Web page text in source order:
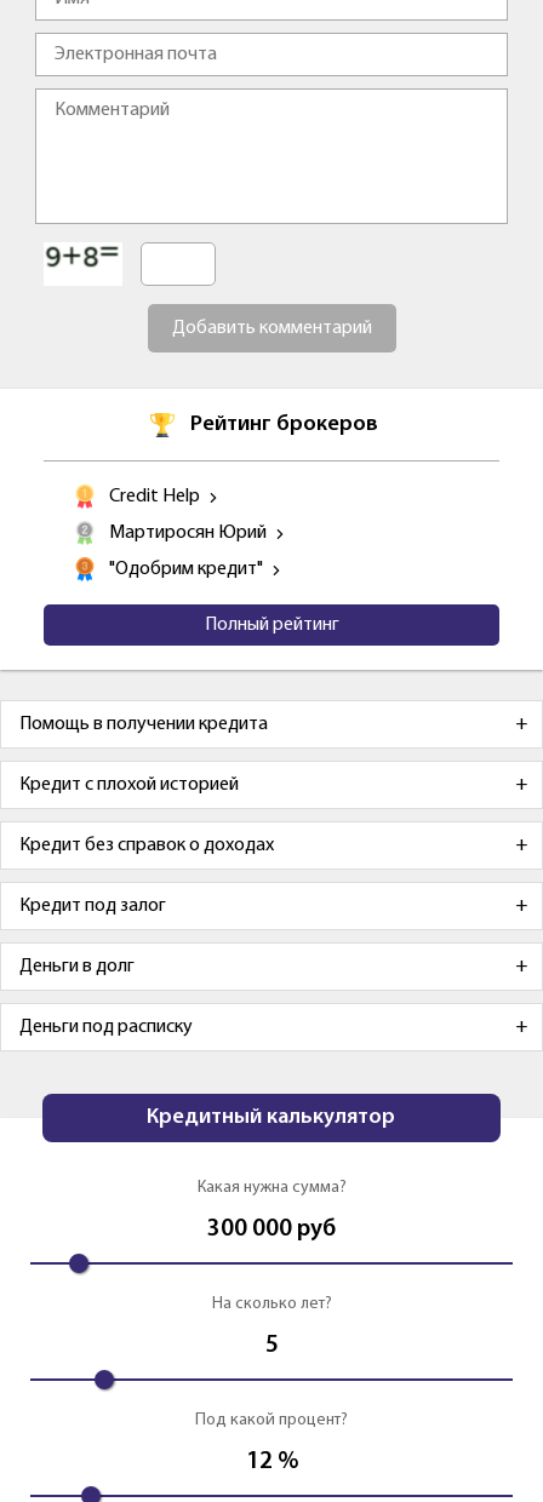
Добавить комментарий
Рейтинг брокеров
Credit Help
Мартиросян Юрий
"Одобрим кредит"
Полный рейтинг
Помощь в получении кредита
Кредит с плохой историей
Кредит без справок о доходах
Кредит под залог
Деньги в долг
Деньги под расписку
Кредитный калькулятор
Какая нужна сумма?
300 000 руб
На сколько лет?
5
Под какой процент?
12 %